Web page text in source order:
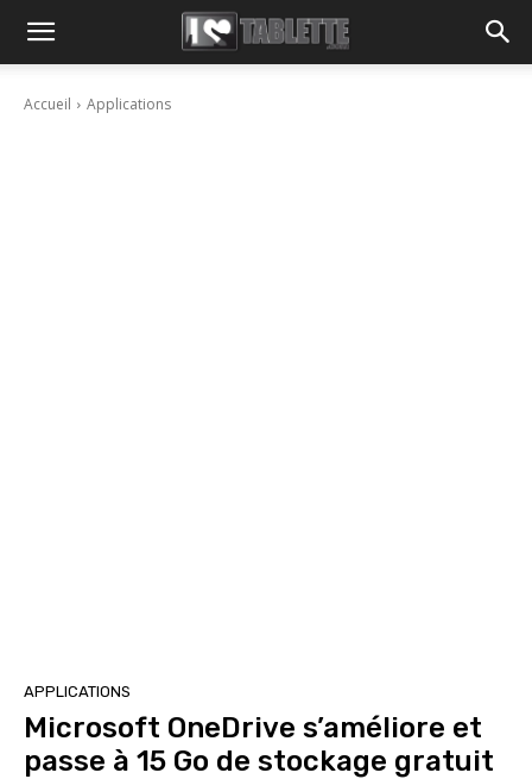
Accueil Applications
APPLICATIONS
Microsoft OneDrive s’améliore et
passe à 15 Go de stockage gratuit